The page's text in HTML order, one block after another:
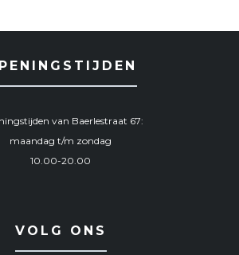
van Baerlestraat 67:
maandag t/m zondag
10.00-20.00
VOLG ONS